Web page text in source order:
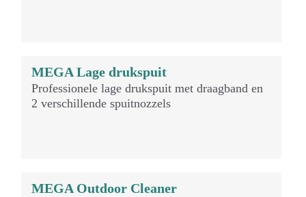
MEGA Lage drukspuit
Professionele lage drukspuit met draagband en
2 verschillende spuitnozzels
MEGA Outdoor Cleaner